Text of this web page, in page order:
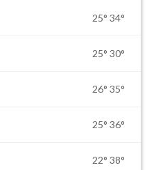
25° 34°
25° 30°
26° 35°
25° 36°
22° 38°